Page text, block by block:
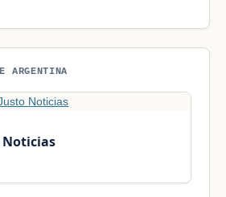
ARGENTINA